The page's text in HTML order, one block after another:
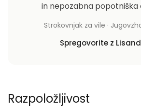
in nepozabna popotniška
Strokovnjak za vile ·
Spregovorite z
Razpoložljivost